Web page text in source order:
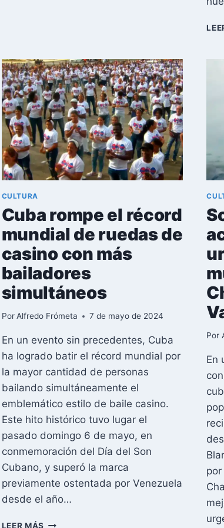
PROFESORA
CUBANA
CULTURA
Cuba rompe el récord
mundial de ruedas de
casino con más
bailadores
simultáneos
Por Alfredo Frómeta 7 de mayo de 2024
En un evento sin precedentes, Cuba
ha logrado batir el récord mundial por
la mayor cantidad de personas
bailando simultáneamente el
emblemático estilo de baile casino.
Este hito histórico tuvo lugar el
pasado domingo 6 de mayo, en
conmemoración del Día del Son
Cubano, y superó la marca
previamente ostentada por Venezuela
desde el año…
LEER MÁS CUBA
Por
En